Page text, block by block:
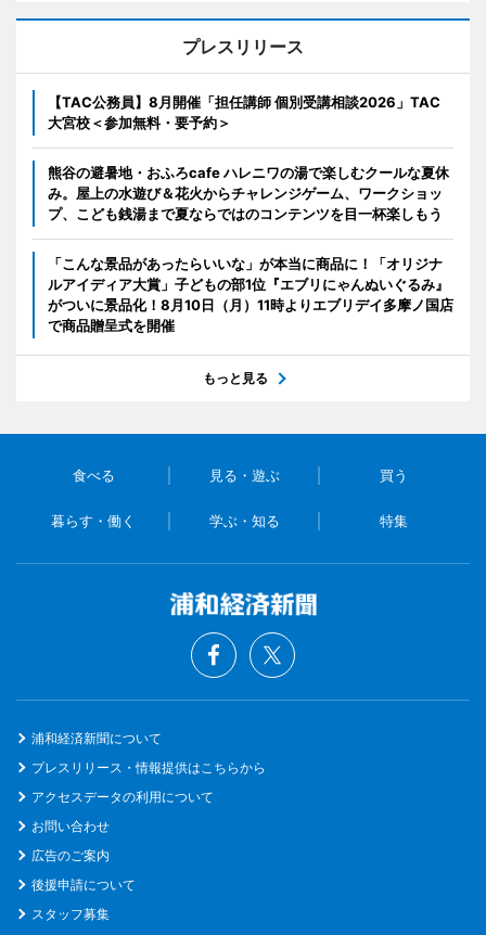
プレスリリース
【TAC公務員】8月開催「担任講師 個別受講相談2026」TAC
大宮校＜参加無料・要予約＞
熊谷の避暑地・おふろcafe ハレニワの湯で楽しむクールな夏休
み。屋上の水遊び＆花火からチャレンジゲーム、ワークショッ
プ、こども銭湯まで夏ならではのコンテンツを目一杯楽しもう
「こんな景品があったらいいな」が本当に商品に！「オリジナ
ルアイディア大賞」子どもの部1位『エブリにゃんぬいぐるみ』
がついに景品化！8月10日（月）11時よりエブリデイ多摩ノ国店
で商品贈呈式を開催
もっと見る
食べる 見る・遊ぶ 買う
暮らす・働く 学ぶ・知る 特集
浦和経済新聞について
プレスリリース・情報提供はこちらから
アクセスデータの利用について
お問い合わせ
広告のご案内
後援申請について
スタッフ募集